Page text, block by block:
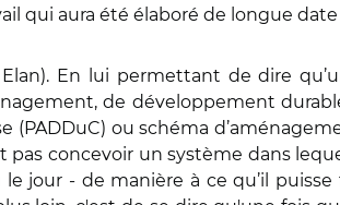
qui aura été élaboré de longue date
En lui permettant de dire
de développement
ou schéma
concevoir un système dans
jour - de manière à ce qu’il puisse